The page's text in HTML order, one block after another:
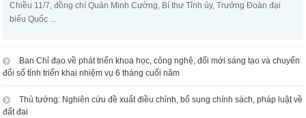
Chiều 11/7, đồng chí Quản Minh Cường, Bí thư Tỉnh ủy, Trưởng Đoàn đại
biểu Quốc ...
Ban Chỉ đạo về phát triển khoa học, công nghệ, đổi mới sáng tạo và chuyển
đổi số tỉnh triển khai nhiệm vụ 6 tháng cuối năm
Thủ tướng: Nghiên cứu đề xuất điều chỉnh, bổ sung chính sách, pháp luật về
đất đai